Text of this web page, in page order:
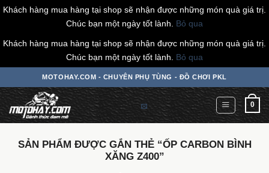
Khách hàng mua hàng tại shop sẽ nhận được những món quà giá trị.
Chúc bạn một ngày tốt lành. Bỏ qua
Khách hàng mua hàng tại shop sẽ nhận được những món quà giá trị.
Chúc bạn một ngày tốt lành. Bỏ qua
đến
dung
MOTOHAY.COM - CHUYÊN PHỤ TÙNG - ĐỒ CHƠI PKL
0
SẢN PHẨM ĐƯỢC GẮN THẺ “ỐP CARBON BÌNH
XĂNG Z400”